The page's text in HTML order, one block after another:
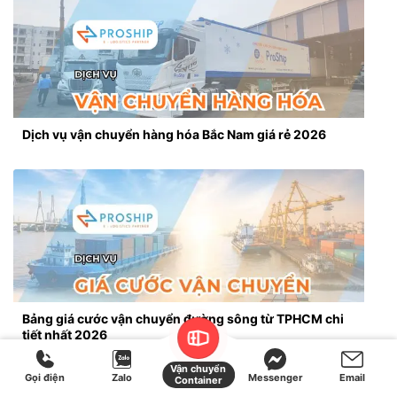
Dịch vụ vận chuyển hàng hóa Bắc Nam giá rẻ 2026
Bảng giá cước vận chuyển đường sông từ TPHCM chi
tiết nhất 2026
Gọi điện Zalo
Vận chuyển
Container
Messenger Email